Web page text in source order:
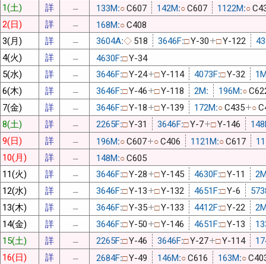
1(土)
詳 ─ 133M:○C607 142M:○C607 1122M:○
2(日)
詳 ─ 168M:○C408
3(月)
詳 ─ 3604A:◇ 518 3646F:□Y-30 □Y-122
4(火)
詳 ─ 4630F:□Y-34
5(水)
詳 ─ 3646F:□Y-24 □Y-114 4073F:□Y-32
6(木)
詳 ─ 3646F:□Y-46 □Y-118 2M: 196M:○
7(金)
詳 ─ 3646F:□Y-18 □Y-139 172M:○C435 ○
8(土)
詳 ─ 2265F:□Y-31 3646F:□Y-7 □Y-146
9(日)
詳 ─ 196M:○C607 ○C406 1121M:○C617
10(月)
詳 ─ 148M:○C605
11(火)
詳 ─ 3646F:□Y-28 □Y-145 4630F:□Y-11
12(水)
詳 ─ 3646F:□Y-13 □Y-132 4651F:□Y-6
13(木)
詳 ─ 3646F:□Y-35 □Y-133 4412F:□Y-22
14(金)
詳 ─ 3646F:□Y-50 □Y-146 4651F:□Y-13
15(土)
詳 ─ 2265F:□Y-46 3646F:□Y-27 □Y-114
16(日)
詳 ─ 2684F:□Y-49 146M:○C616 163M:○